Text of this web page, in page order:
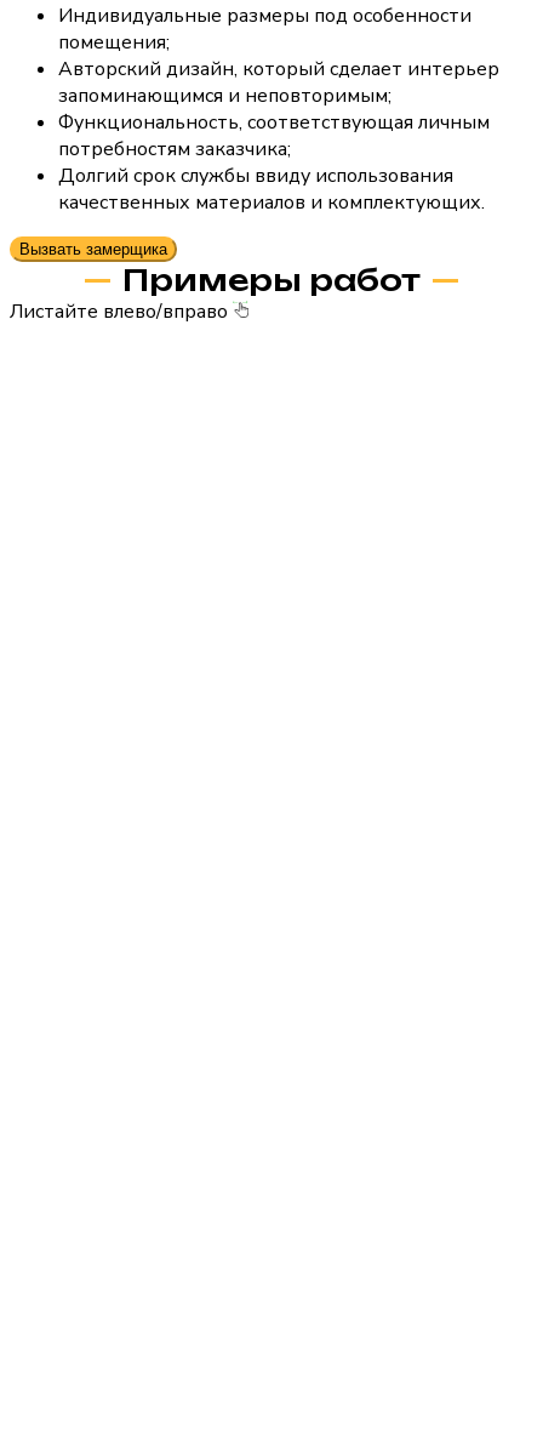
Индивидуальные размеры под особенности
помещения;
Авторский дизайн, который сделает интерьер
запоминающимся и неповторимым;
Функциональность, соответствующая личным
потребностям заказчика;
Долгий срок службы ввиду использования
качественных материалов и комплектующих.
Вызвать замерщика
Примеры работ
Листайте влево/вправо